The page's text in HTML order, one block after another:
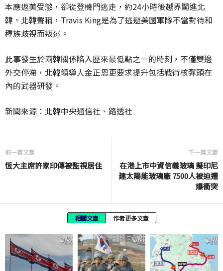
本應返美受懲，卻從登機門逃走，約24小時後越界闖進北
韓。北韓聲稱，Travis King是為了逃避美國軍隊不當對待和
種族歧視而叛逃。
此事發生於兩韓關係陷入歷來最低點之一的時刻，不僅雙邊
外交停滯，北韓領導人金正恩更要求提升包括戰術核彈頭在
內的武器研發。
新聞來源：北韓中央通信社、路透社
前一篇文章
恆大主席許家印傳被監視居住
下一篇文章
在港上市中資信義玻璃 擬印尼
建太陽能玻璃廠 7500人被迫遷
爆衝突
相關文章 作者更多文章